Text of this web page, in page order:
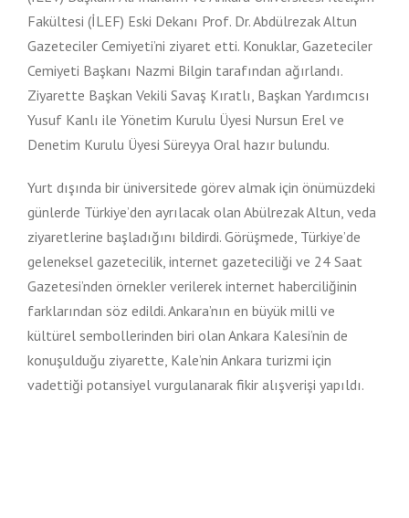
Fakültesi (İLEF) Eski Dekanı Prof. Dr. Abdülrezak Altun
Gazeteciler Cemiyeti’ni ziyaret etti. Konuklar, Gazeteciler
Cemiyeti Başkanı Nazmi Bilgin tarafından ağırlandı.
Ziyarette Başkan Vekili Savaş Kıratlı, Başkan Yardımcısı
Yusuf Kanlı ile Yönetim Kurulu Üyesi Nursun Erel ve
Denetim Kurulu Üyesi Süreyya Oral hazır bulundu.
Yurt dışında bir üniversitede görev almak için önümüzdeki
günlerde Türkiye’den ayrılacak olan Abülrezak Altun, veda
ziyaretlerine başladığını bildirdi. Görüşmede, Türkiye’de
geleneksel gazetecilik, internet gazeteciliği ve 24 Saat
Gazetesi’nden örnekler verilerek internet haberciliğinin
farklarından söz edildi. Ankara’nın en büyük milli ve
kültürel sembollerinden biri olan Ankara Kalesi’nin de
konuşulduğu ziyarette, Kale’nin Ankara turizmi için
vadettiği potansiyel vurgulanarak fikir alışverişi yapıldı.